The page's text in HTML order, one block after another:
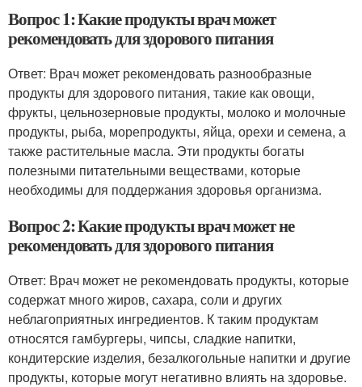
Вопрос 1: Какие продукты врач может
рекомендовать для здорового питания
Ответ: Врач может рекомендовать разнообразные
продукты для здорового питания, такие как овощи,
фрукты, цельнозерновые продукты, молоко и молочные
продукты, рыба, морепродукты, яйца, орехи и семена, а
также растительные масла. Эти продукты богаты
полезными питательными веществами, которые
необходимы для поддержания здоровья организма.
Вопрос 2: Какие продукты врач может не
рекомендовать для здорового питания
Ответ: Врач может не рекомендовать продукты, которые
содержат много жиров, сахара, соли и других
неблагоприятных ингредиентов. К таким продуктам
относятся гамбургеры, чипсы, сладкие напитки,
кондитерские изделия, безалкогольные напитки и другие
продукты, которые могут негативно влиять на здоровье.